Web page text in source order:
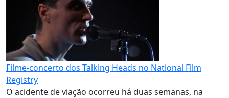
Filme-concerto dos Talking Heads no National Film
Registry
O acidente de viação ocorreu há duas semanas, na